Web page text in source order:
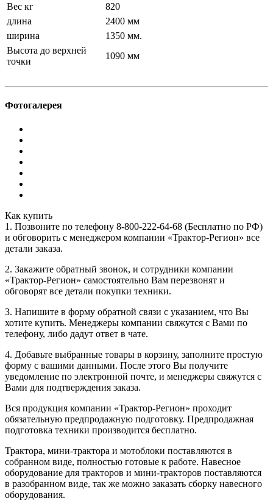
Вес кг
820
длина
2400 мм
ширина
1350 мм.
Высота до верхней
точки
1090 мм
Фотогалерея
Как купить
1. Позвоните по телефону 8-800-222-64-68 (Бесплатно по РФ)
и обговорить с менеджером компании «Трактор-Регион» все
детали заказа.
2. Закажите обратный звонок, и сотрудники компании
«Трактор-Регион» самостоятельно Вам перезвонят и
обговорят все детали покупки техники.
3. Напишите в форму обратной связи с указанием, что Вы
хотите купить. Менеджеры компании свяжутся с Вами по
телефону, либо дадут ответ в чате.
4. Добавьте выбранные товары в корзину, заполните простую
форму с вашими данными. После этого Вы получите
уведомление по электронной почте, и менеджеры свяжутся с
Вами для подтверждения заказа.
Вся продукция компании «Трактор-Регион» проходит
обязательную предпродажную подготовку. Предпродажная
подготовка техники производится бесплатно.
Трактора, мини-трактора и мотоблоки поставляются в
собранном виде, полностью готовые к работе. Навесное
оборудование для тракторов и мини-тракторов поставляются
в разобранном виде, так же можно заказать сборку навесного
оборудования.